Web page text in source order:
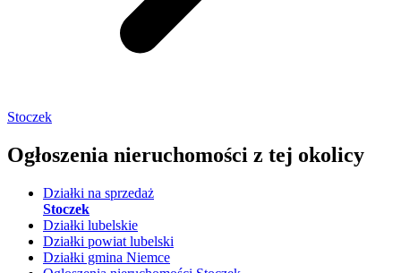
Stoczek
Ogłoszenia nieruchomości z tej okolicy
Działki na sprzedaż
Stoczek
Działki lubelskie
Działki powiat lubelski
Działki gmina Niemce